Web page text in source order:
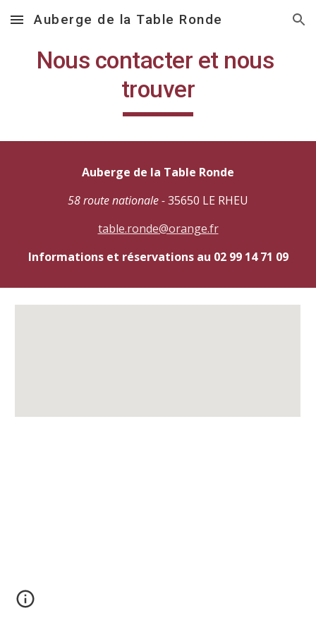
Skip to main content Skip to navigation
Auberge de la Table Ronde
Nous contacter et nous
trouver
Auberge de la Table Ronde
58 route nationale - 35650 LE RHEU
table.ronde@orange.fr
Informations et réservations au 02 99 14 71 09